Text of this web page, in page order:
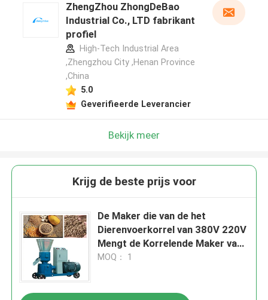
ZhengZhou ZhongDeBao
Industrial Co., LTD fabrikant
profiel
High-Tech Industrial Area
,Zhengzhou City ,Henan Province
,China
5.0
Geverifieerde Leverancier
Bekijk meer
Krijg de beste prijs voor
De Maker die van de het
Dierenvoerkorrel van 380V 220V
Mengt de Korrelende Maker van
de Voedselkorrel verpletteren
MOQ： 1